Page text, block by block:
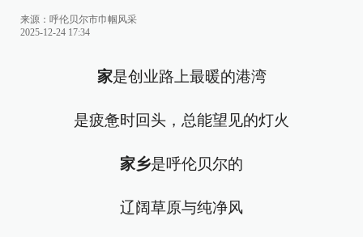
来源： 呼伦贝尔市巾帼风采
2025-12-24 17:34
家是创业路上最暖的港湾
是疲惫时回头，总能望见的灯火
家乡是呼伦贝尔的
辽阔草原与纯净风